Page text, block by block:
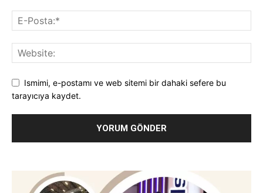
Ismimi, e-postamı ve web sitemi bir dahaki sefere bu
tarayıcıya kaydet.